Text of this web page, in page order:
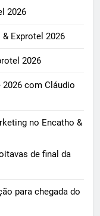
2026
Exprotel 2026
2026
com Cláudio
no Encatho &
de final da
para chegada do